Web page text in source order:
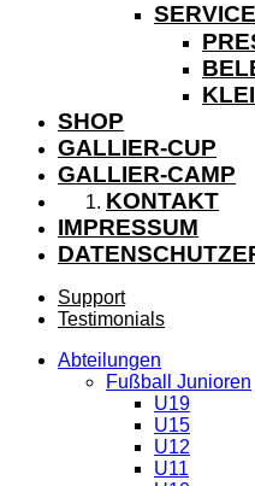
SERVICE
SHOP
GALLIER-CUP
GALLIER-CAMP
KONTAKT
IMPRESSUM
Support
Testimonials
Abteilungen
Fußball Junioren
U19
U15
U12
U11